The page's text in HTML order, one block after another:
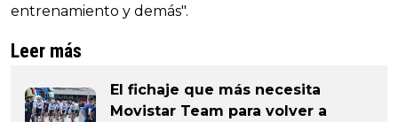
entrenamiento y demás".
Leer más
El fichaje que más necesita
Movistar Team para volver a